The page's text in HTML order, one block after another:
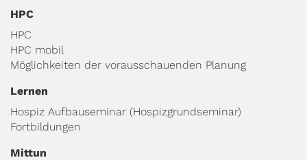
HPC
HPC
HPC mobil
Möglichkeiten der vorausschauenden Planung
Lernen
Hospiz Aufbauseminar (Hospizgrundseminar)
Fortbildungen
Mittun